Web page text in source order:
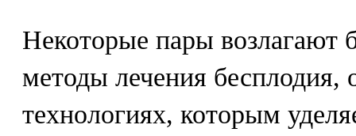
Некоторые пары возлагают
методы лечения бесплодия,
технологиях, которым